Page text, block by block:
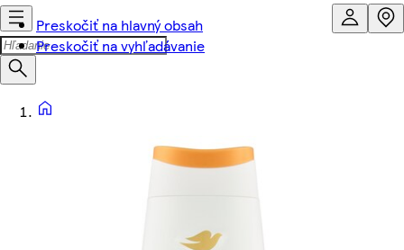
Preskočiť na hlavný obsah
Preskočiť na vyhľadávanie